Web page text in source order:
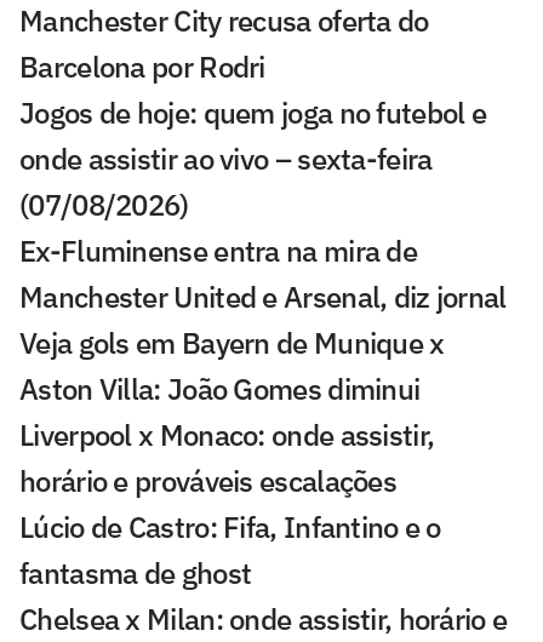
Manchester City recusa oferta do
Barcelona por Rodri
Jogos de hoje: quem joga no futebol e
onde assistir ao vivo – sexta-feira
(07/08/2026)
Ex-Fluminense entra na mira de
Manchester United e Arsenal, diz jornal
Veja gols em Bayern de Munique x
Aston Villa: João Gomes diminui
Liverpool x Monaco: onde assistir,
horário e prováveis escalações
Lúcio de Castro: Fifa, Infantino e o
fantasma de ghost
Chelsea x Milan: onde assistir, horário e